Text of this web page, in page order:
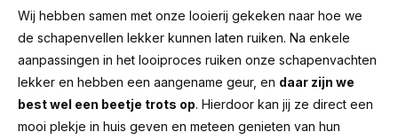
Wij hebben samen met onze looierij gekeken naar hoe we
de schapenvellen lekker kunnen laten ruiken. Na enkele
aanpassingen in het looiproces ruiken onze schapenvachten
lekker en hebben een aangename geur, en daar zijn we
best wel een beetje trots op. Hierdoor kan jij ze direct een
mooi plekje in huis geven en meteen genieten van hun